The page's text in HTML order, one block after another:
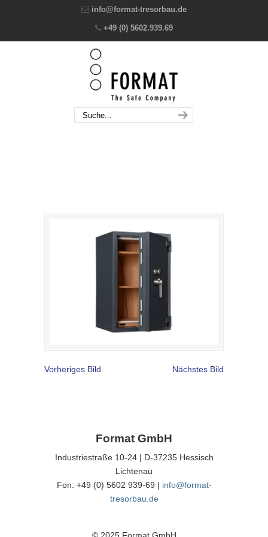
info@format-tresorbau.de
+49 (0) 5602.939.69
Vorheriges Bild Nächstes Bild
Format GmbH
Industriestraße 10-24 | D-37235 Hessisch
Lichtenau
Fon: +49 (0) 5602 939-69 | info@format-
tresorbau.de